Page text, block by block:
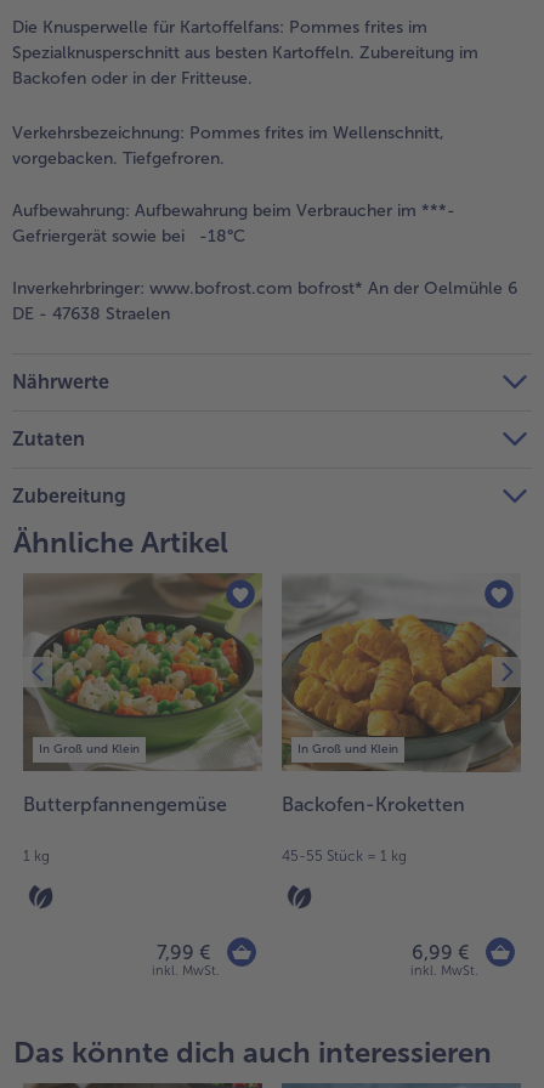
Weiterempfehlen &
Die Knusperwelle für Kartoffelfans: Pommes frites im
Spezialknusperschnitt aus besten Kartoffeln. Zubereitung im
Backofen oder in der Fritteuse.
Verkehrsbezeichnung: Pommes frites im Wellenschnitt,
vorgebacken. Tiefgefroren.
Aufbewahrung: Aufbewahrung beim Verbraucher im ***-
Gefriergerät sowie bei -18°C
Inverkehrbringer: www.bofrost.com bofrost* An der Oelmühle 6
DE - 47638 Straelen
Nährwerte
Zutaten
Zubereitung
Ähnliche Artikel
In Groß und Klein
Butterpfannengemüse
1 kg
7,99 €
inkl. MwSt.
In Groß und Klein
Backofen-Kroketten
45-55 Stück = 1 kg
6,99 €
inkl. MwSt.
Das könnte dich auch interessieren